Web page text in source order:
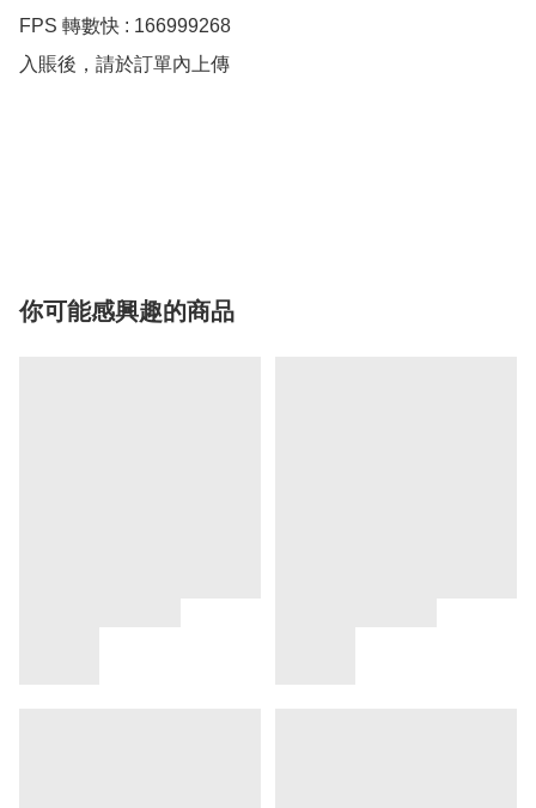
FPS 轉數快 : 166999268
入賬後，請於訂單內上傳
你可能感興趣的商品